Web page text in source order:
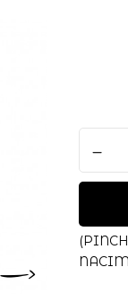
para
carrito
rocker
Jane